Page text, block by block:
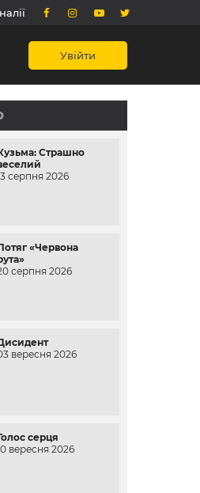
Увійти
Страшно
серпня 2026
«Червона
серпня 2026
вересня 2026
серця
вересня 2026